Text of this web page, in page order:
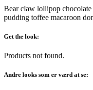
Bear claw lollipop
pudding toffee macaroon
Get the look:
Products not found.
Andre looks som er værd at se: